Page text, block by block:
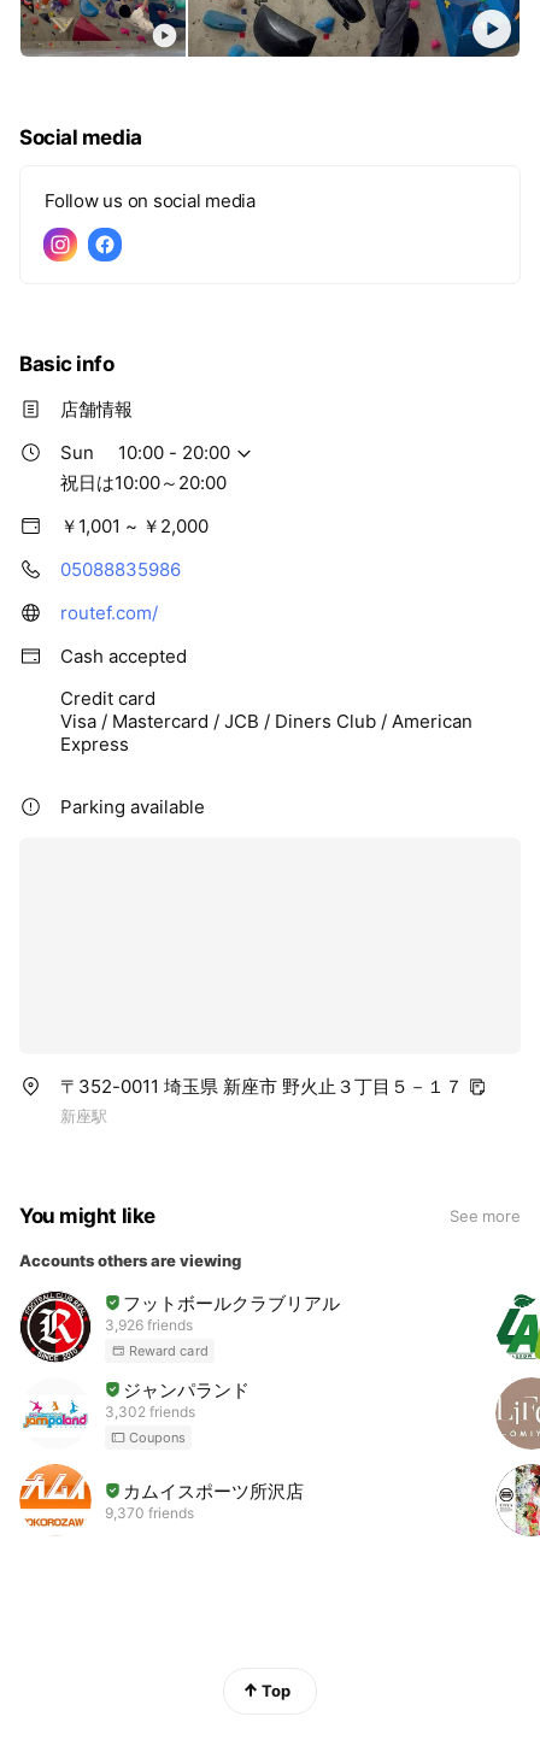
Social media
Follow us on social media
Basic info
店舗情報
Sun
10:00 - 20:00
祝日は10:00～20:00
￥1,001 ~ ￥2,000
05088835986
routef.com/
Cash accepted
Credit card
Visa / Mastercard / JCB / Diners Club / American
Express
Parking available
〒352-0011 埼玉県 新座市 野火止３丁目５－１７
新座駅
You might like See more
Accounts others are viewing
フットボールクラブリアル
3,926 friends
Reward card
ジャンパランド
3,302 friends
Coupons
カムイスポーツ所沢店
9,370 friends
Top